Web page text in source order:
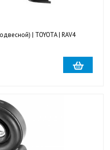
| TOYOTA | RAV4